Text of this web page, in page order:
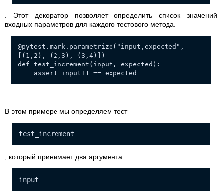
. Этот декоратор позволяет определить список значений
входных параметров для каждого тестового метода.
@pytest.mark.parametrize("input,expected",
[(1,2), (2,3), (3,4)])
def test_increment(input, expected):
assert input+1 == expected
В этом примере мы определяем тест
test_increment
, который принимает два аргумента:
input